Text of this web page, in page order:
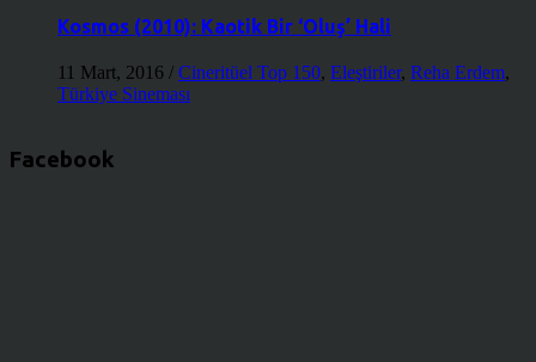
Kosmos (2010): Kaotik Bir ‘Oluş’ Hali
11 Mart, 2016 / Cineritüel Top 150, Eleştiriler, Reha Erdem,
Türkiye Sineması
Facebook